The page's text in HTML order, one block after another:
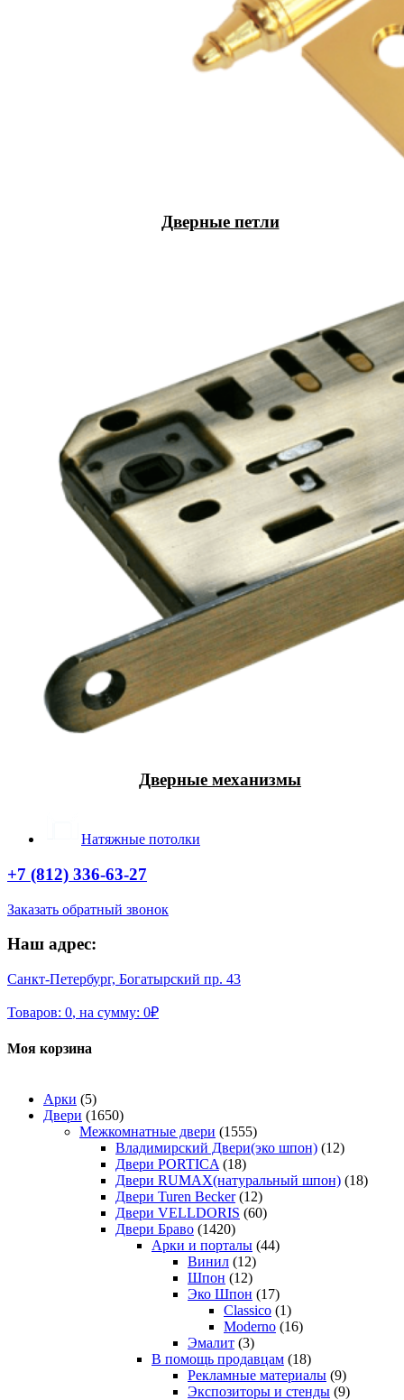
Дверные петли
Дверные механизмы
Натяжные потолки
+7 (812) 336-63-27
Заказать обратный звонок
Наш адрес:
Санкт-Петербург, Богатырский пр. 43
Товаров: 0, на сумму: 0₽
Моя корзина
Арки (5)
Двери (1650)
Межкомнатные двери (1555)
Владимирский Двери(эко шпон) (12)
Двери PORTICA (18)
Двери RUMAX(натуральный шпон) (18)
Двери Turen Becker (12)
Двери VELLDORIS (60)
Двери Браво (1420)
Арки и порталы (44)
Винил (12)
Шпон (12)
Эко Шпон (17)
Classico (1)
Moderno (16)
Эмалит (3)
В помощь продавцам (18)
Рекламные материалы (9)
Экспозиторы и стенды (9)